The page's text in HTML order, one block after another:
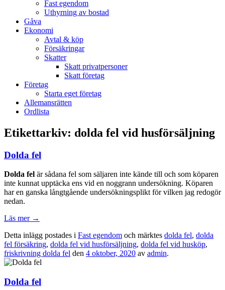
Fast egendom
Uthyrning av bostad
Gåva
Ekonomi
Avtal & köp
Försäkringar
Skatter
Skatt privatpersoner
Skatt företag
Företag
Starta eget företag
Allemansrätten
Ordlista
Etikettarkiv: dolda fel vid husförsäljning
Dolda fel
Dolda fel är sådana fel som säljaren inte kände till och som köparen
inte kunnat upptäcka ens vid en noggrann undersökning. Köparen
har en ganska långtgående undersökningsplikt för vilken jag redogör
nedan.
Läs mer →
Detta inlägg postades i Fast egendom och märktes dolda fel, dolda
fel försäkring, dolda fel vid husförsäljning, dolda fel vid husköp,
friskrivning dolda fel den 4 oktober, 2020 av admin.
Dolda fel